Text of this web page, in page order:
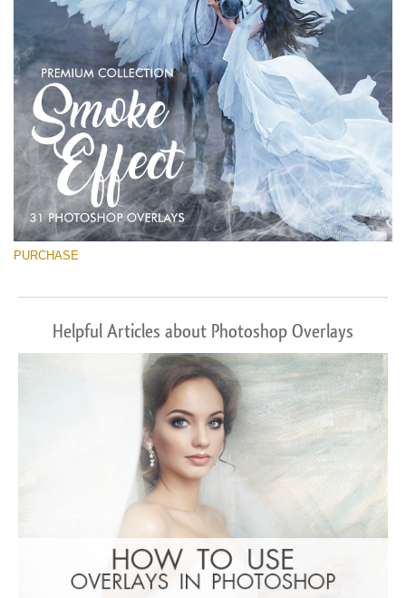
PURCHASE
Helpful Articles about Photoshop Overlays